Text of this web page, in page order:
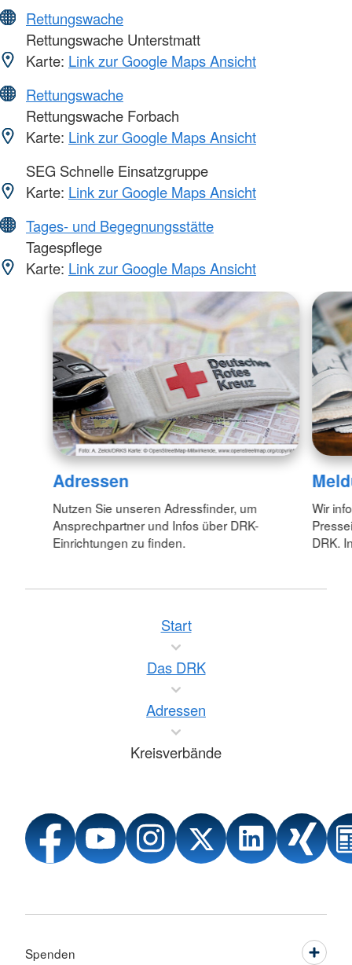
Rettungswache
Rettungswache Unterstmatt
Karte: Link zur Google Maps Ansicht
Rettungswache
Rettungswache Forbach
Karte: Link zur Google Maps Ansicht
SEG Schnelle Einsatzgruppe
Karte: Link zur Google Maps Ansicht
Tages- und Begegnungsstätte
Tagespflege
Karte: Link zur Google Maps Ansicht
Adressen
Nutzen Sie unseren Adressfinder, um
Ansprechpartner und Infos über DRK-
Einrichtungen zu finden.
Wir
DRK.
Start
Das DRK
Adressen
Kreisverbände
Spenden